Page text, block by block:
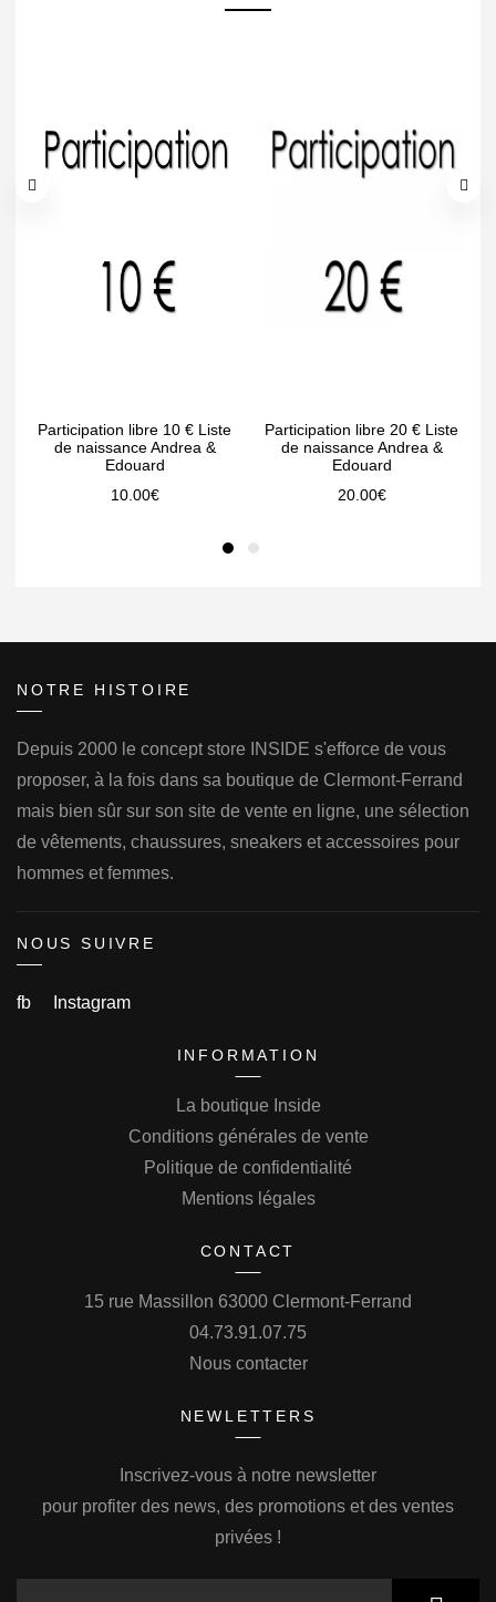
Participation libre 10 € Liste
de naissance Andrea &
Edouard
10.00€
Participation libre 20 € Liste
de naissance Andrea &
Edouard
20.00€
NOTRE HISTOIRE
Depuis 2000 le concept store INSIDE s'efforce de vous
proposer, à la fois dans sa boutique de Clermont-Ferrand
mais bien sûr sur son site de vente en ligne, une sélection
de vêtements, chaussures, sneakers et accessoires pour
hommes et femmes.
NOUS SUIVRE
fb Instagram
INFORMATION
La boutique Inside
Conditions générales de vente
Politique de confidentialité
Mentions légales
CONTACT
15 rue Massillon 63000 Clermont-Ferrand
04.73.91.07.75
Nous contacter
NEWLETTERS
Inscrivez-vous à notre newsletter
pour profiter des news, des promotions et des ventes
privées !